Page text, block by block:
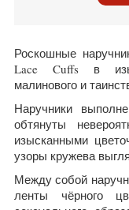
Роскошные
Lace Cuffs в
малинового и
Наручники
обтянуты
изысканными
узоры кружева
Между собой
ленты чёрного